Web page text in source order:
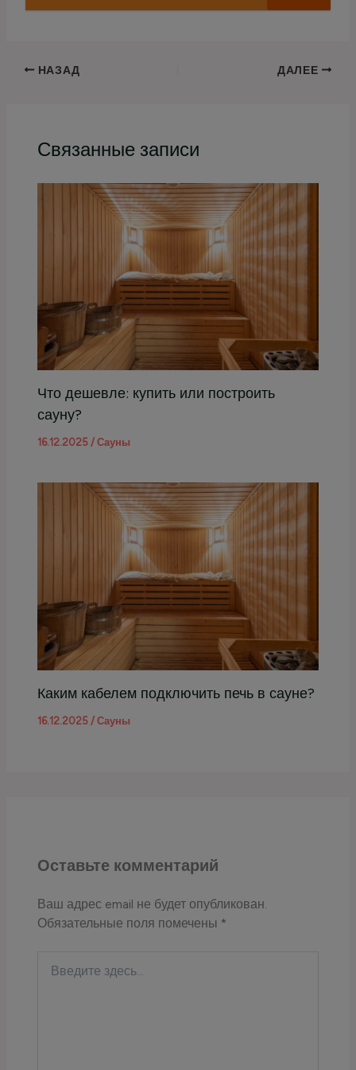
НАЗАД ДАЛЕЕ
Связанные записи
Что дешевле: купить или построить
сауну?
16.12.2025 /Сауны
Каким кабелем подключить печь в сауне?
16.12.2025 /Сауны
Оставьте комментарий
Ваш адрес email не будет опубликован.
Обязательные поля помечены *
здесь...